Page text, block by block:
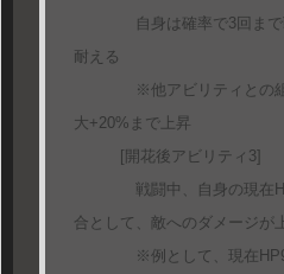
自身は確率で3回まで戦
耐える
※他アビリティとの組み
大+20%まで上昇
[開花後アビリティ3]
戦闘中、自身の現在HP/
合として、敵へのダメージが
※例として、現在